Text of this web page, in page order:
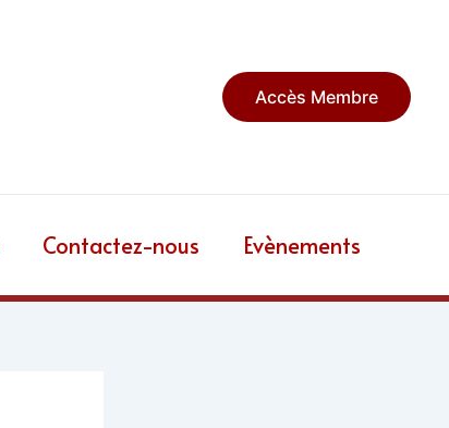
Accès Membre
Contactez-nous Evènements